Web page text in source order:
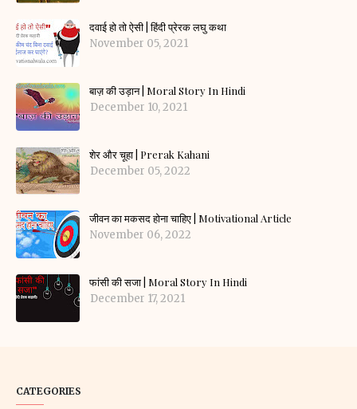
दवाई हो तो ऐसी | हिंदी प्रेरक लघु कथा
November 05, 2021
बाज़ की उड़ान | Moral Story In Hindi
December 10, 2021
शेर और चूहा | Prerak Kahani
December 05, 2022
जीवन का मकसद होना चाहिए | Motivational Article
November 06, 2022
फांसी की सजा | Moral Story In Hindi
December 17, 2021
CATEGORIES